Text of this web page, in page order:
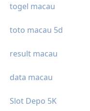
togel macau
toto macau 5d
result macau
data macau
Slot Depo 5K